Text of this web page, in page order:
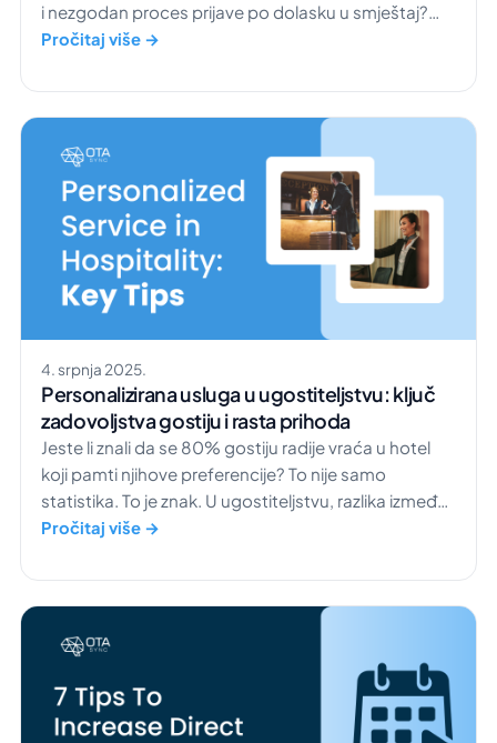
i nezgodan proces prijave po dolasku u smještaj?
Vjerojatno ne baš ugodno, i to sigurno ima veze s
ne. Jeste li znali da je 61% potrošača […]
Pročitaj više →
4. srpnja 2025.
Personalizirana usluga u ugostiteljstvu: ključ
zadovoljstva gostiju i rasta prihoda
Jeste li znali da se 80% gostiju radije vraća u hotel
koji pamti njihove preferencije? To nije samo
statistika. To je znak. U ugostiteljstvu, razlika između
jednokratnog posjetitelja i vjernog gosta često se
ugostiteljstvu. Suvremeni putnici žele mnogo više od
obične sobe i kupaonice […]
Pročitaj više →